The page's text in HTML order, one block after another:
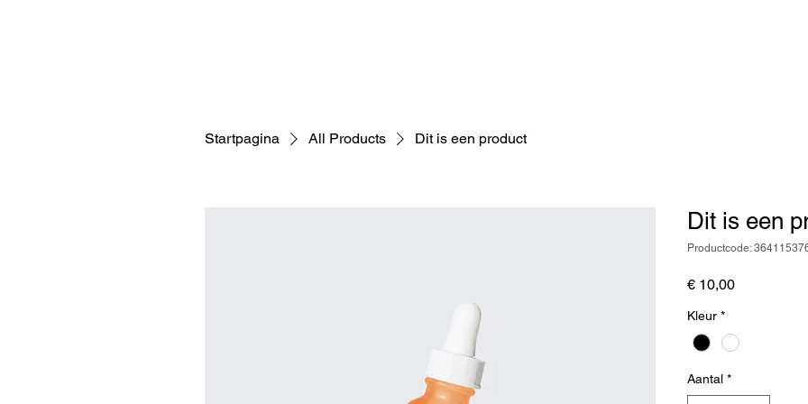
Startpagina All Products Dit is een product
Dit is een
Productcode:
€ 10,00Prijs
Kleur *
Aantal *